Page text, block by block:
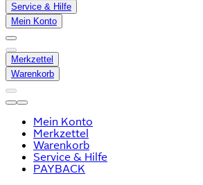
Service & Hilfe
Mein Konto
Merkzettel
Warenkorb
Mein Konto
Merkzettel
Warenkorb
Service & Hilfe
PAYBACK